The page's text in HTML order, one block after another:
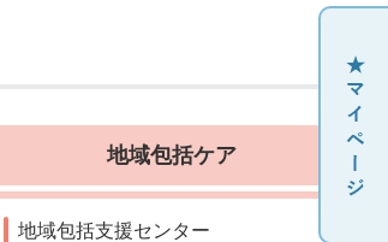
地域包括ケア
地域包括支援センター